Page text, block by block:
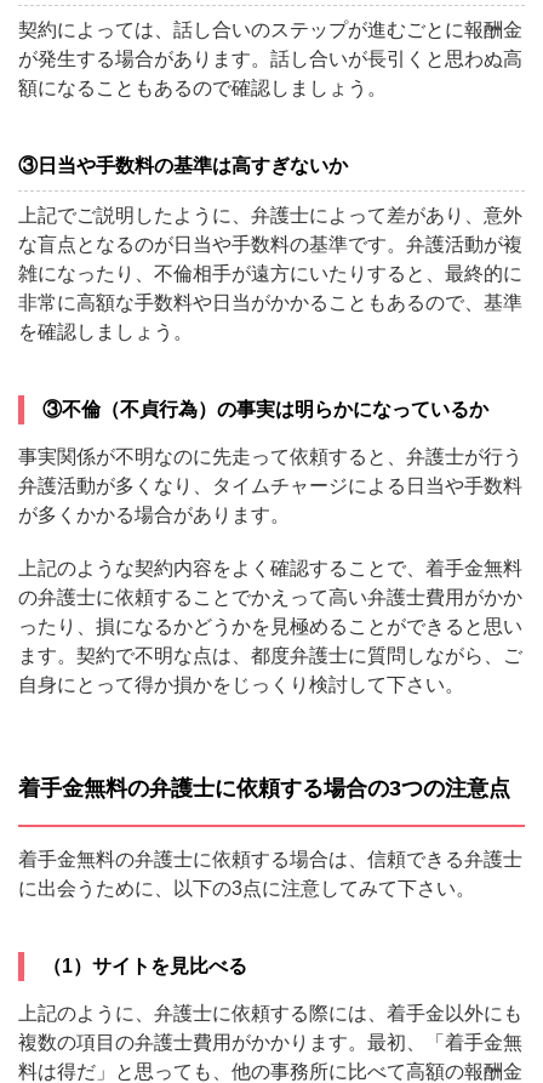
契約によっては、話し合いのステップが進むごとに報酬金
が発生する場合があります。話し合いが長引くと思わぬ高
額になることもあるので確認しましょう。
③日当や手数料の基準は高すぎないか
上記でご説明したように、弁護士によって差があり、意外
な盲点となるのが日当や手数料の基準です。弁護活動が複
雑になったり、不倫相手が遠方にいたりすると、最終的に
非常に高額な手数料や日当がかかることもあるので、基準
を確認しましょう。
③不倫（不貞行為）の事実は明らかになっているか
事実関係が不明なのに先走って依頼すると、弁護士が行う
弁護活動が多くなり、タイムチャージによる日当や手数料
が多くかかる場合があります。
上記のような契約内容をよく確認することで、着手金無料
の弁護士に依頼することでかえって高い弁護士費用がかか
ったり、損になるかどうかを見極めることができると思い
ます。契約で不明な点は、都度弁護士に質問しながら、ご
自身にとって得か損かをじっくり検討して下さい。
着手金無料の弁護士に依頼する場合の3つの注意点
着手金無料の弁護士に依頼する場合は、信頼できる弁護士
に出会うために、以下の3点に注意してみて下さい。
（1）サイトを見比べる
上記のように、弁護士に依頼する際には、着手金以外にも
複数の項目の弁護士費用がかかります。最初、「着手金無
料は得だ」と思っても、他の事務所に比べて高額の報酬金